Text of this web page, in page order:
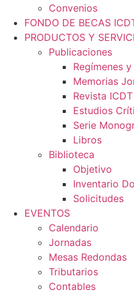
Convenios
FONDO DE BECAS
PRODUCTOS Y
Publicaciones
Regímenes
Memorias
Revista ICDT
Estudios
Serie
Libros
Biblioteca
Objetivo
Inventario
Solicitudes
EVENTOS
Calendario
Jornadas
Mesas Redondas
Tributarios
Contables